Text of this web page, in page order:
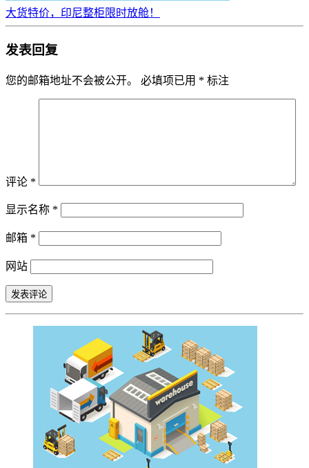
大货特价，印尼整柜限时放舱！
发表回复
您的邮箱地址不会被公开。 必填项已用 * 标注
评论 *
显示名称 *
邮箱 *
网站